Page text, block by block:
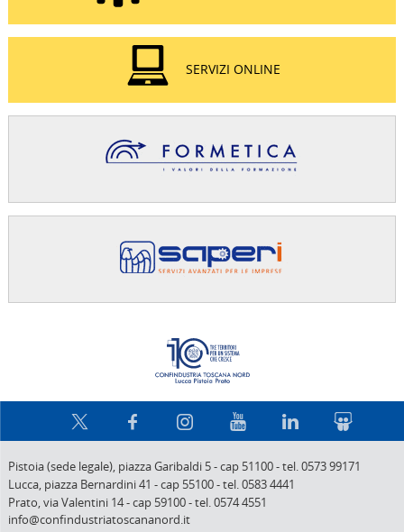
SERVIZI ONLINE
Pistoia (sede legale), piazza Garibaldi 5-cap 51100-tel. 0573 99171
Lucca, piazza Bernardini 41 -cap 55100-tel. 0583 4441
Prato,via Valentini 14-cap 59100-tel. 0574 4551
info@confindustriatoscananord.it